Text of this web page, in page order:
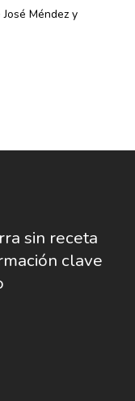
Méndez y
sin receta
clave